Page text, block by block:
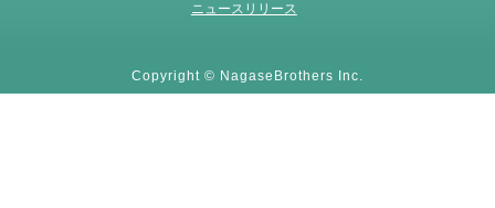
ニュースリリース
Copyright © NagaseBrothers Inc.